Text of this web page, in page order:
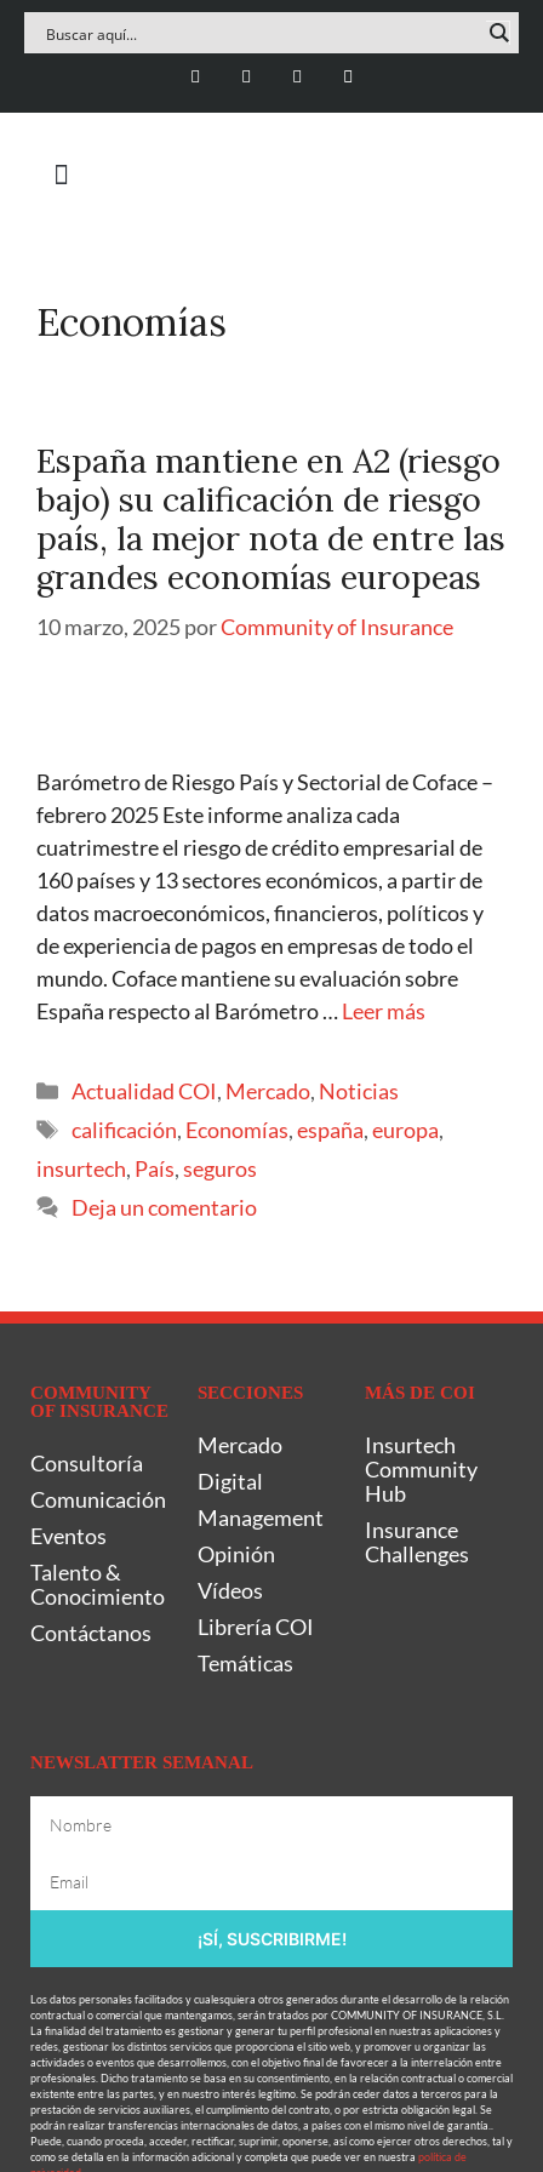
Economías
España mantiene en A2 (riesgo
bajo) su calificación de riesgo
país, la mejor nota de entre las
grandes economías europeas
10 marzo, 2025porCommunity of Insurance
Barómetro de Riesgo País y Sectorial de Coface –
febrero 2025 Este informe analiza cada
cuatrimestre el riesgo de crédito empresarial de
160 países y 13 sectores económicos, a partir de
datos macroeconómicos, financieros, políticos y
de experiencia de pagos en empresas de todo el
mundo. Coface mantiene su evaluación sobre
España respecto al Barómetro …Leer más
Actualidad COI, Mercado, Noticias
calificación, Economías,españa,europa,
insurtech, País,seguros
Deja un comentario
COMMUNITY
OF INSURANCE
Consultoría
Comunicación
Eventos
Talento &
Conocimiento
Contáctanos
SECCIONES
Mercado
Digital
Management
Opinión
Vídeos
Librería COI
Temáticas
MÁS DE COI
Insurtech
Community
Hub
Insurance
Challenges
NEWSLATTER SEMANAL
¡SÍ, SUSCRIBIRME!
Los datos personales facilitados y cualesquiera otros generados durante el desarrollo de la relación
contractual o comercial que mantengamos, serán tratados por COMMUNITY OF INSURANCE, S.L.
La finalidad del tratamiento es gestionar y generar tu perfil profesional en nuestras aplicaciones y
redes, gestionar los distintos servicios que proporciona el sitio web, y promover u organizar las
actividades o eventos que desarrollemos, con el objetivo final de favorecer a la interrelación entre
profesionales. Dicho tratamiento se basa en su consentimiento, en la relación contractual o comercial
existente entre las partes, y en nuestro interés legítimo. Se podrán ceder datos a terceros para la
prestación de servicios auxiliares, el cumplimiento del contrato, o por estricta obligación legal. Se
podrán realizar transferencias internacionales de datos, a países con el mismo nivel de garantía..
Puede, cuando proceda, acceder, rectificar, suprimir, oponerse, así como ejercer otros derechos, tal y
como se detalla en la información adicional y completa que puede ver en nuestra política de